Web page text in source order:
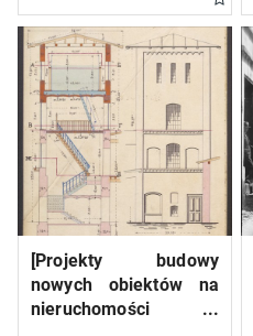
[Projekty budowy
nowych obiektów na
nieruchomości